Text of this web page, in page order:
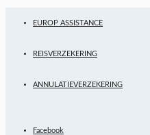
EUROP ASSISTANCE
REISVERZEKERING
ANNULATIEVERZEKERING
Facebook